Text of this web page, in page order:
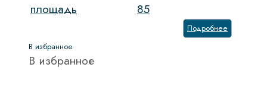
площадь
85
Подробнее
В избранное
В избранное